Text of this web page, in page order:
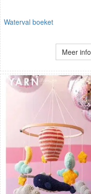
Waterval boeket
Meer info